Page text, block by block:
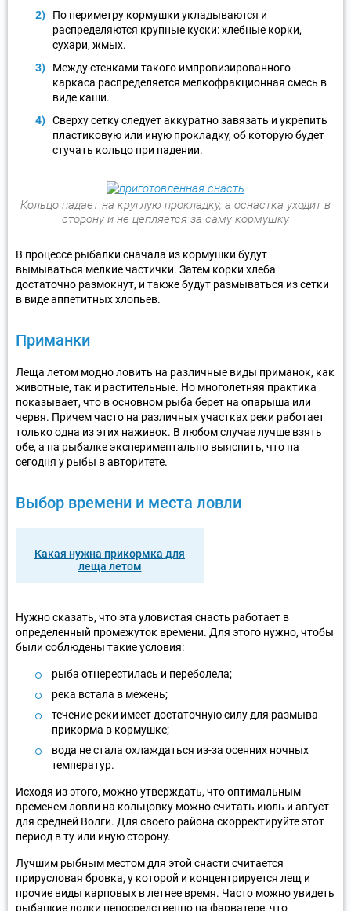
По периметру кормушки укладываются и
распределяются крупные куски: хлебные корки,
сухари, жмых.
Между стенками такого импровизированного
каркаса распределяется мелкофракционная смесь в
виде каши.
Сверху сетку следует аккуратно завязать и укрепить
пластиковую или иную прокладку, об которую будет
стучать кольцо при падении.
Кольцо падает на круглую прокладку, а оснастка уходит в
сторону и не цепляется за саму кормушку
В процессе рыбалки сначала из кормушки будут
вымываться мелкие частички. Затем корки хлеба
достаточно размокнут, и также будут размываться из сетки
в виде аппетитных хлопьев.
Приманки
Леща летом модно ловить на различные виды приманок, как
животные, так и растительные. Но многолетняя практика
показывает, что в основном рыба берет на опарыша или
червя. Причем часто на различных участках реки работает
только одна из этих наживок. В любом случае лучше взять
обе, а на рыбалке экспериментально выяснить, что на
сегодня у рыбы в авторитете.
Выбор времени и места ловли
Какая нужна прикормка для
леща летом
Нужно сказать, что эта уловистая снасть работает в
определенный промежуток времени. Для этого нужно, чтобы
были соблюдены такие условия:
рыба отнерестилась и переболела;
река встала в межень;
течение реки имеет достаточную силу для размыва
прикорма в кормушке;
вода не стала охлаждаться из-за осенних ночных
температур.
Исходя из этого, можно утверждать, что оптимальным
временем ловли на кольцовку можно считать июль и август
для средней Волги. Для своего района скорректируйте этот
период в ту или иную сторону.
Лучшим рыбным местом для этой снасти считается
прирусловая бровка, у которой и концентрируется лещ и
прочие виды карповых в летнее время. Часто можно увидеть
рыбацкие лодки непосредственно на фарватере, что